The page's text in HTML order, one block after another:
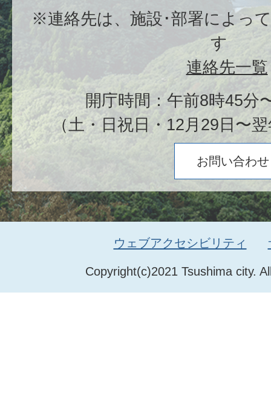
※連絡先は、施設･部署によっ
す
連絡先一覧
開庁時間：午前8時45分
（土・日祝日・12月29日〜
お問い合わせ
Copyright(c)2021 Tsushima city.
ウェブアクセシビリティ